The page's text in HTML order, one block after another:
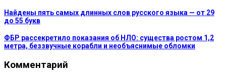
Найдены пять самых длинных слов русского языка — от 29
до 55 букв
ФБР рассекретило показания об НЛО: существа ростом 1,2
метра, беззвучные корабли и необъяснимые обломки
Комментарий